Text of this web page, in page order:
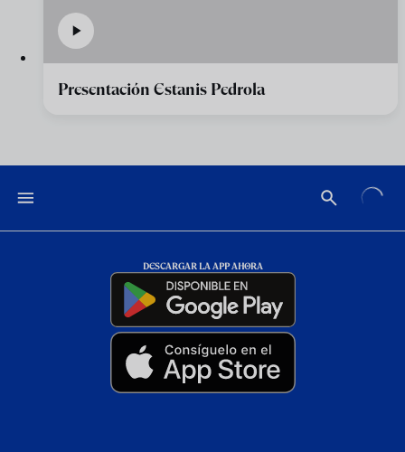
Presentación Estanis Pedrola
DESCARGAR LA APP AHORA